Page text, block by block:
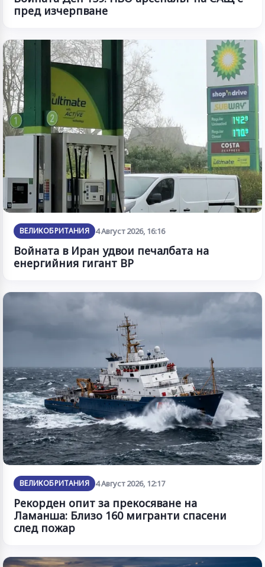
пред изчерпване
ВЕЛИКОБРИТАНИЯ 4 Август 2026, 16:16
Войната в Иран удвои печалбата на
енергийния гигант BP
ВЕЛИКОБРИТАНИЯ 4 Август 2026, 12:17
Рекорден опит за прекосяване на
Ламанша: Близо 160 мигранти спасени
след пожар